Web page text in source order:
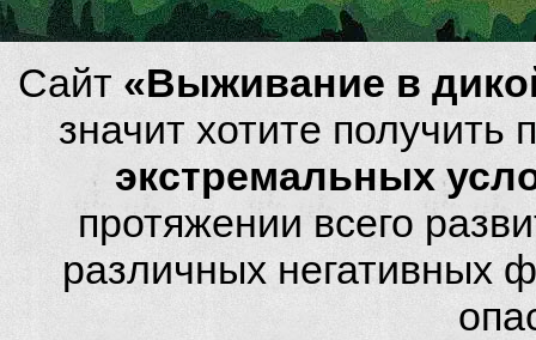
Сайт «Выживание в
значит хотите
экстремальных
протяжении всего
различных негативных